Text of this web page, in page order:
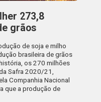
273,8
grãos
de soja e milho
brasileira de grãos
os 270 milhões
Safra 2020/21,
Companhia Nacional
que a produção de